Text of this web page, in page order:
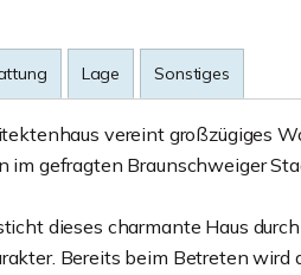
Lage Sonstiges
vereint großzügiges
gefragten Braunschweiger
dieses charmante Haus
Bereits beim Betreten wird